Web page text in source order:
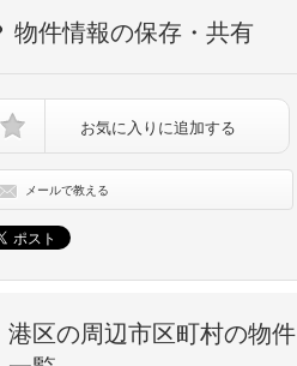
物件情報の保存・共有
お気に入りに追加する
メールで教える
港区の周辺市区町村の物件